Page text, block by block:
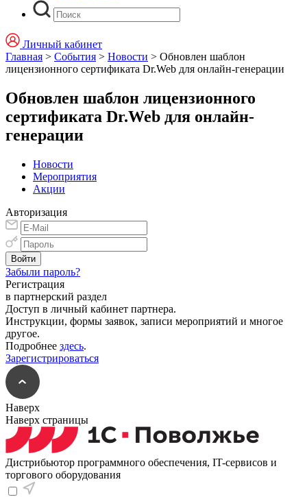
Личный кабинет
Главная > События > Новости > Обновлен шаблон
лицензионного сертификата Dr.Web для онлайн-генерации
Обновлен шаблон лицензионного
сертификата Dr.Web для онлайн-
генерации
Новости
Мероприятия
Акции
Авторизация
Забыли пароль?
Регистрация
в партнерский раздел
Доступ в личный кабинет партнера.
Инструкции, формы заявок, записи мероприятий и многое
другое.
Подробнее здесь.
Зарегистрироваться
Наверх
Наверх страницы
Дистрибьютор программного обеспечения, IT-сервисов и
торгового оборудования